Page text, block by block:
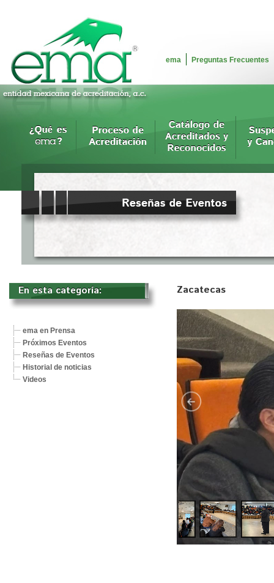
ema Preguntas Frecuentes
Zacatecas
En esta categoría:
ema en Prensa
Próximos Eventos
Reseñas de Eventos
Historial de noticias
Videos